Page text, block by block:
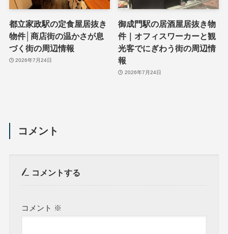
都立家政駅の定食屋居抜き
物件│商店街の温かさが息
づく街の周辺情報
2026年7月24日
御成門駅の居酒屋居抜き物
件｜オフィスワーカーと観
光客でにぎわう街の周辺情
報
2026年7月24日
コメント
コメントする
コメント ※